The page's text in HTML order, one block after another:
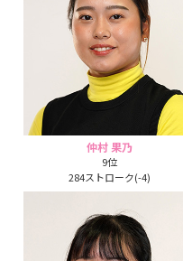
仲村 果乃
9位
284ストローク(-4)